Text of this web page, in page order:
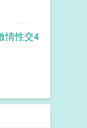
情性交4